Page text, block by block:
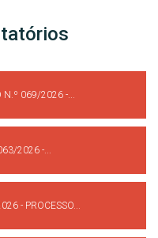
N.º 069/2026 -...
2026 -...
- PROCESSO...